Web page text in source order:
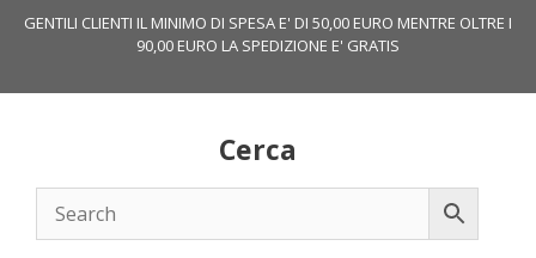
GENTILI CLIENTI IL MINIMO DI SPESA E' DI 50,00 EURO MENTRE OLTRE I
90,00 EURO LA SPEDIZIONE E' GRATIS
Cerca